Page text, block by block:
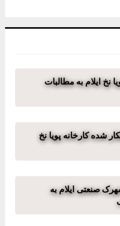
نخ ایلام به مطالبات
شده کارخانه پویا نخ
صنعتی ایلام به